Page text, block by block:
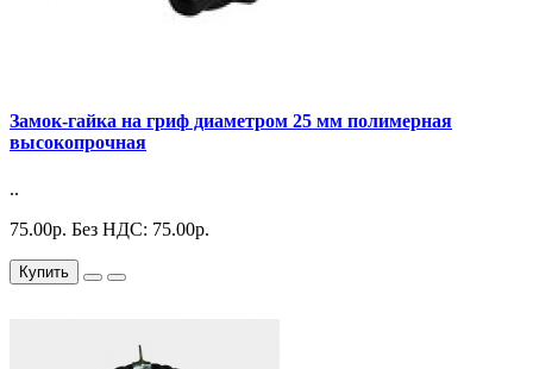
Замок-гайка на гриф диаметром 25 мм полимерная
высокопрочная
..
75.00р. Без НДС: 75.00р.
Купить